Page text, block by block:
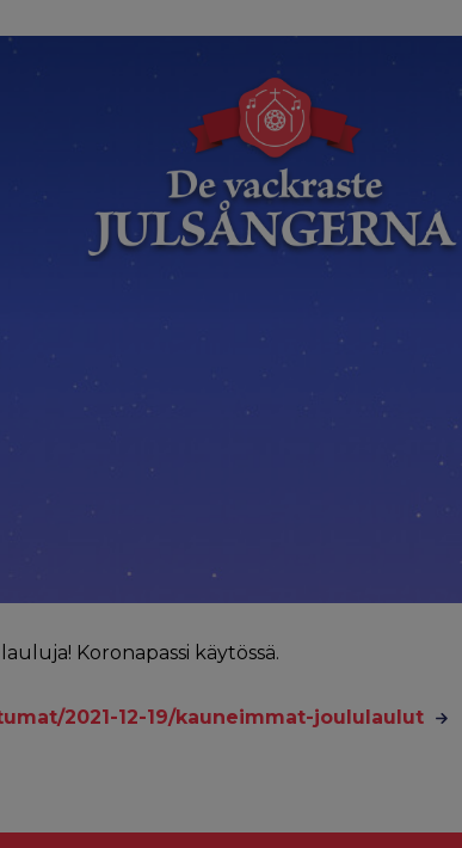
Koronapassi käytössä.
2021-12-19/kauneimmat-joululaulut